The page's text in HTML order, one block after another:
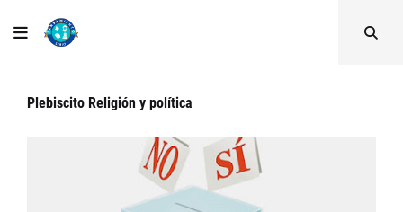
Plebiscito Religión y política